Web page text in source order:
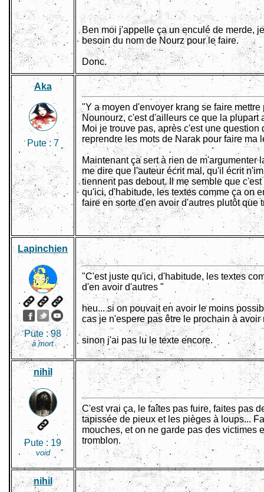
Ben moi j'appelle ça un enculé de merde,
besoin du nom de Nourz pour le faire.
Donc.
Aka
Pute : 7
"Y a moyen d'envoyer krang se faire
Nounourz, c'est d'ailleurs ce que la
Moi je trouve pas, après c'est une
reprendre les mots de Narak pour faire ma
Maintenant ça sert à rien de m'argumenter
me dire que l'auteur écrit mal, qu'il écrit
tiennent pas debout. Il me semble que
qu'ici, d'habitude, les textes comme ça on
faire en sorte d'en avoir d'autres plutôt que
Lapinchien
Pute :98
à mort
"C'est juste qu'ici, d'habitude, les textes
d'en avoir d'autres "
heu... si on pouvait en avoir le moins
cas je n'espere pas être le prochain à
sinon j'ai pas lu le texte encore.
nihil
Pute : 19
void
C'est vrai ça, le faîtes pas fuire, faites pas
tapissée de pieux et les pièges à loups...
mouches, et on ne garde pas des victimes
tromblon.
nihil